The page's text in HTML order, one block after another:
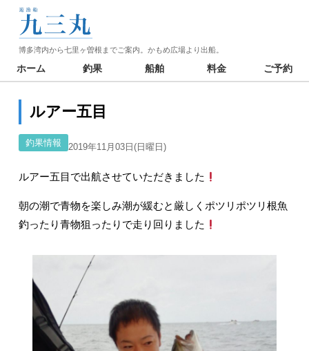
博多湾内から七里ヶ曽根までご案内。かもめ広場より出船。
ホーム 釣果 船舶 料金 ご予約
ルアー五目
釣果情報 2019年11月03日(日曜日)
ルアー五目で出航させていただきました
朝の潮で青物を楽しみ潮が緩むと厳しくポツリポツリ根魚
釣ったり青物狙ったりで走り回りました